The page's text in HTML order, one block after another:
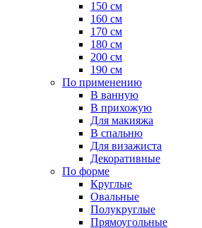
150 см
160 см
170 см
180 см
200 см
190 см
По применению
В ванную
В прихожую
Для макияжа
В спальню
Для визажиста
Декоративные
По форме
Круглые
Овальные
Полукруглые
Прямоугольные